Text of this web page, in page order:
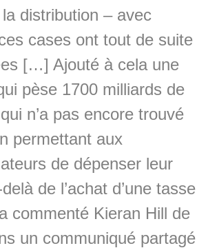
distribution – avec
cases ont tout de suite
[…] Ajouté à cela une
pèse 1700 milliards de
n’a pas encore trouvé
permettant aux
de dépenser leur
de l’achat d’une tasse
commenté Kieran Hill de
un communiqué partagé